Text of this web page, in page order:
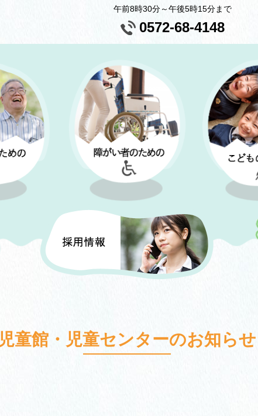
午前8時30分～午後5時15分まで
0572-68-4148
児童館・児童センターのお知らせ